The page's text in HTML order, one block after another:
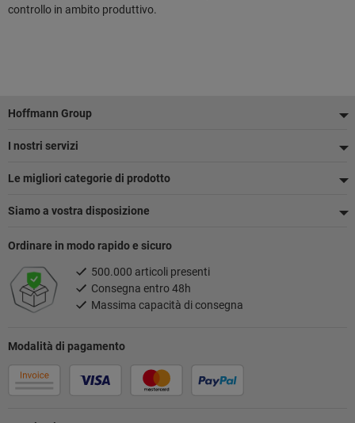
controllo in ambito produttivo.
Piè
di
pagina
Hoffmann Group
I nostri servizi
Le migliori categorie di prodotto
Siamo a vostra disposizione
Modalità di pagamento
Ordinare in modo rapido e sicuro
500.000 articoli presenti
Consegna entro 48h
Massima capacità di consegna